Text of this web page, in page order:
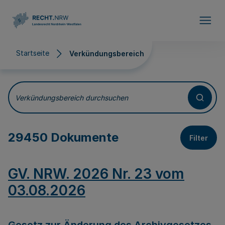
Startseite Verkündungsbereich
Verkündungsbereich
Verkündungsbereich durchsuchen
29450 Dokumente Filter
GV. NRW. 2026 Nr. 23 vom
03.08.2026